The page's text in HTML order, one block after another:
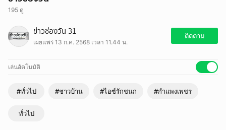
195 ดู
เกษตรกรชาวกำแพงเพชร บุกศูนย์ประสานงานพรรคประชาชน ยื่นหนังสือ
ตรวจสอบพฤติกรรม "สส.ไอซ์ รักชนก" ปูดงบฯ ที่จัดสรรลงไปที่
จ.กำแพงเพชร ซึ่งเป็นพื้นที่ของ "สส.ไผ่ ลิกค์" เพราะกลัวถูกตัดงบฯ แล้ว
ข่าวช่องวัน 31
เผยแพร่ 13 ก.ค. 2568 เวลา 11.44 น.
ติดตาม
เล่นอัตโนมัติ
#ทั่วไป #ชาวบ้าน #ไอซ์รักชนก #กำแพงเพชร
ทั่วไป